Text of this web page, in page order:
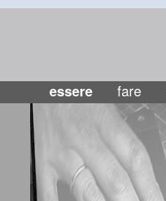
essere fare